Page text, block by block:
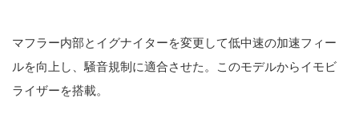
マフラー内部とイグナイターを変更して低中速の加速フィー
ルを向上し、騒音規制に適合させた。このモデルからイモビ
ライザーを搭載。